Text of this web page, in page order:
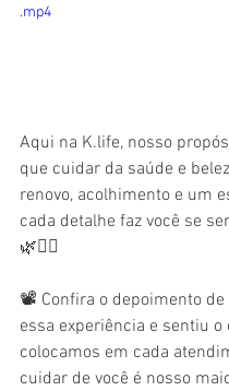
.mp4
Aqui na K.life, nosso
que cuidar da saúde e
renovo, acolhimento e um
cada detalhe faz você se
🌿💆‍♀️
📽️ Confira o depoimento de
essa experiência e sentiu o
colocamos em cada
cuidar de você é nosso